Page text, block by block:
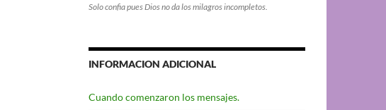
Solo confia pues Dios no da los milagros incompletos.
INFORMACION ADICIONAL
Cuando comenzaron los mensajes.